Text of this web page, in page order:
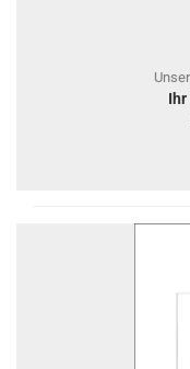
Ihr